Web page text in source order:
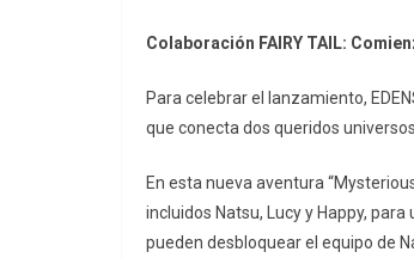
Colaboración FAIRY TAIL:
Para celebrar el lanzamiento,
que conecta dos queridos
En esta nueva aventura
incluidos Natsu, Lucy y Happy,
pueden desbloquear el equipo de